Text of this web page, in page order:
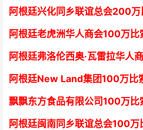
阿根廷兴化同乡联谊总会200万
阿根廷老虎洲华人商会100万比
阿根廷弗洛伦西奥·瓦雷拉华人
阿根廷New Land集团100万比
飘飘东方食品有限公司100万比
阿根廷闽南同乡联谊总会100万